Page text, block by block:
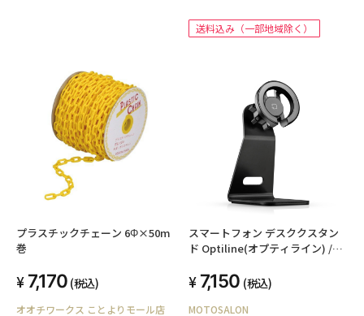
送料込み（一部地域除く）
プラスチックチェーン 6Φ×50m
巻
7,170 (税込)
オオチワークス ことよりモール店
スマートフォン デスククスタン
ド Optiline(オプティライン) /
7,150 (税込)
MOTOSALON